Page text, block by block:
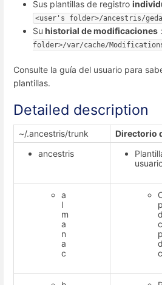
Sus plantillas de registro
<user's folder>/ancestris/
Su historial de modificaciones :
folder>/var/cache/
Consulte la guía del usuario para
plantillas.
Detailed description
~/.ancestris/trunk
Directorio
ancestris
a
l
m
a
n
a
c